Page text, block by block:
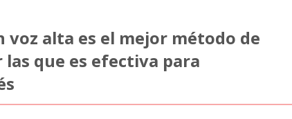
voz alta es el mejor método de
las que es efectiva para